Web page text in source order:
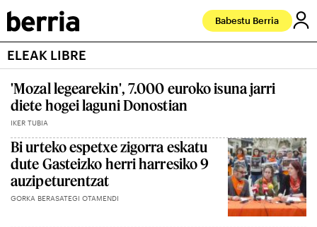
Babestu Berria
ELEAK LIBRE
'Mozal legearekin', 7.000 euroko isuna jarri
diete hogei laguni Donostian
IKER TUBIA
Bi urteko espetxe zigorra eskatu
dute Gasteizko herri harresiko 9
auzipeturentzat
GORKA BERASATEGI OTAMENDI